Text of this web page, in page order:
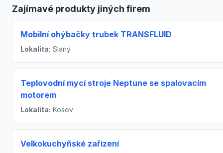
Zajímavé produkty jiných firem
Mobilní ohýbačky trubek TRANSFLUID
Lokalita: Slaný
Teplovodní mycí stroje Neptune se spalovacím
motorem
Lokalita: Kosov
Velkokuchyňské zařízení